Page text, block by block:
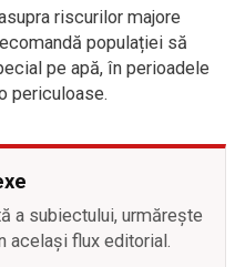
riscurilor majore
populației să
pe apă, în perioadele
periculoase.
a subiectului, urmărește
același flux editorial.